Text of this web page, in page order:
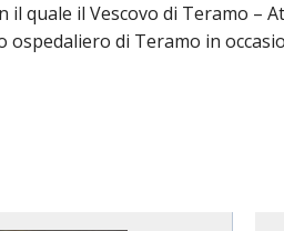
il quale il Vescovo di Teramo –
di Teramo in